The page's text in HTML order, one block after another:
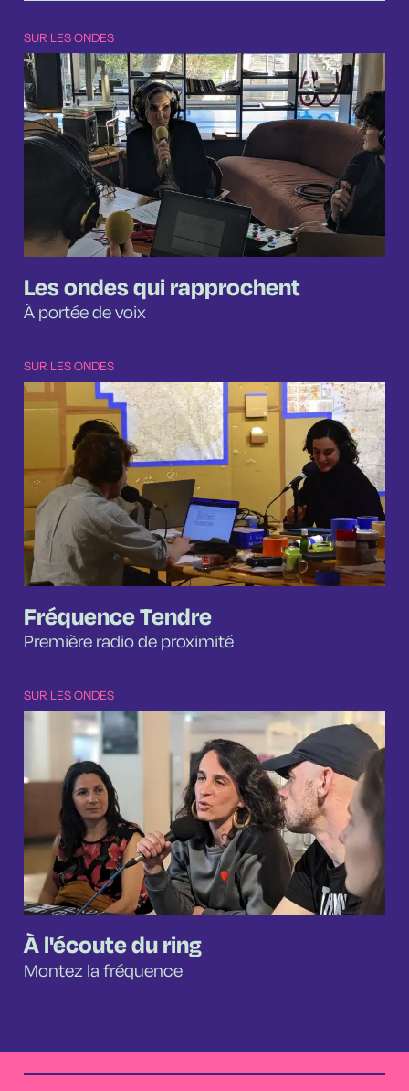
SUR LES ONDES
Les ondes qui rapprochent
À portée de voix
SUR LES ONDES
Fréquence Tendre
Première radio de proximité
SUR LES ONDES
À l'écoute du ring
Montez la fréquence